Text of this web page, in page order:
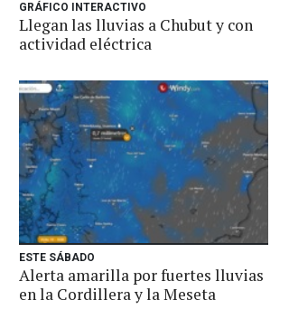
GRÁFICO INTERACTIVO
Llegan las lluvias a Chubut y con
actividad eléctrica
ESTE SÁBADO
Alerta amarilla por fuertes lluvias
en la Cordillera y la Meseta